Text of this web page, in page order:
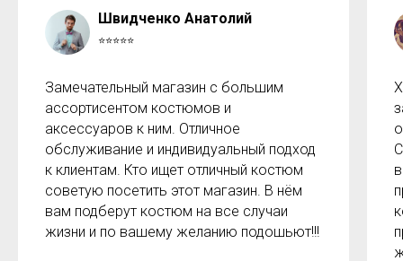
Швидченко Анатолий
⭐⭐⭐⭐⭐
Замечательный магазин с большим
ассортисентом костюмов и
аксессуаров к ним. Отличное
обслуживание и индивидуальный подход
к клиентам. Кто ищет отличный костюм
советую посетить этот магазин. В нём
вам подберут костюм на все случаи
жизни и по вашему желанию подошьют!!!